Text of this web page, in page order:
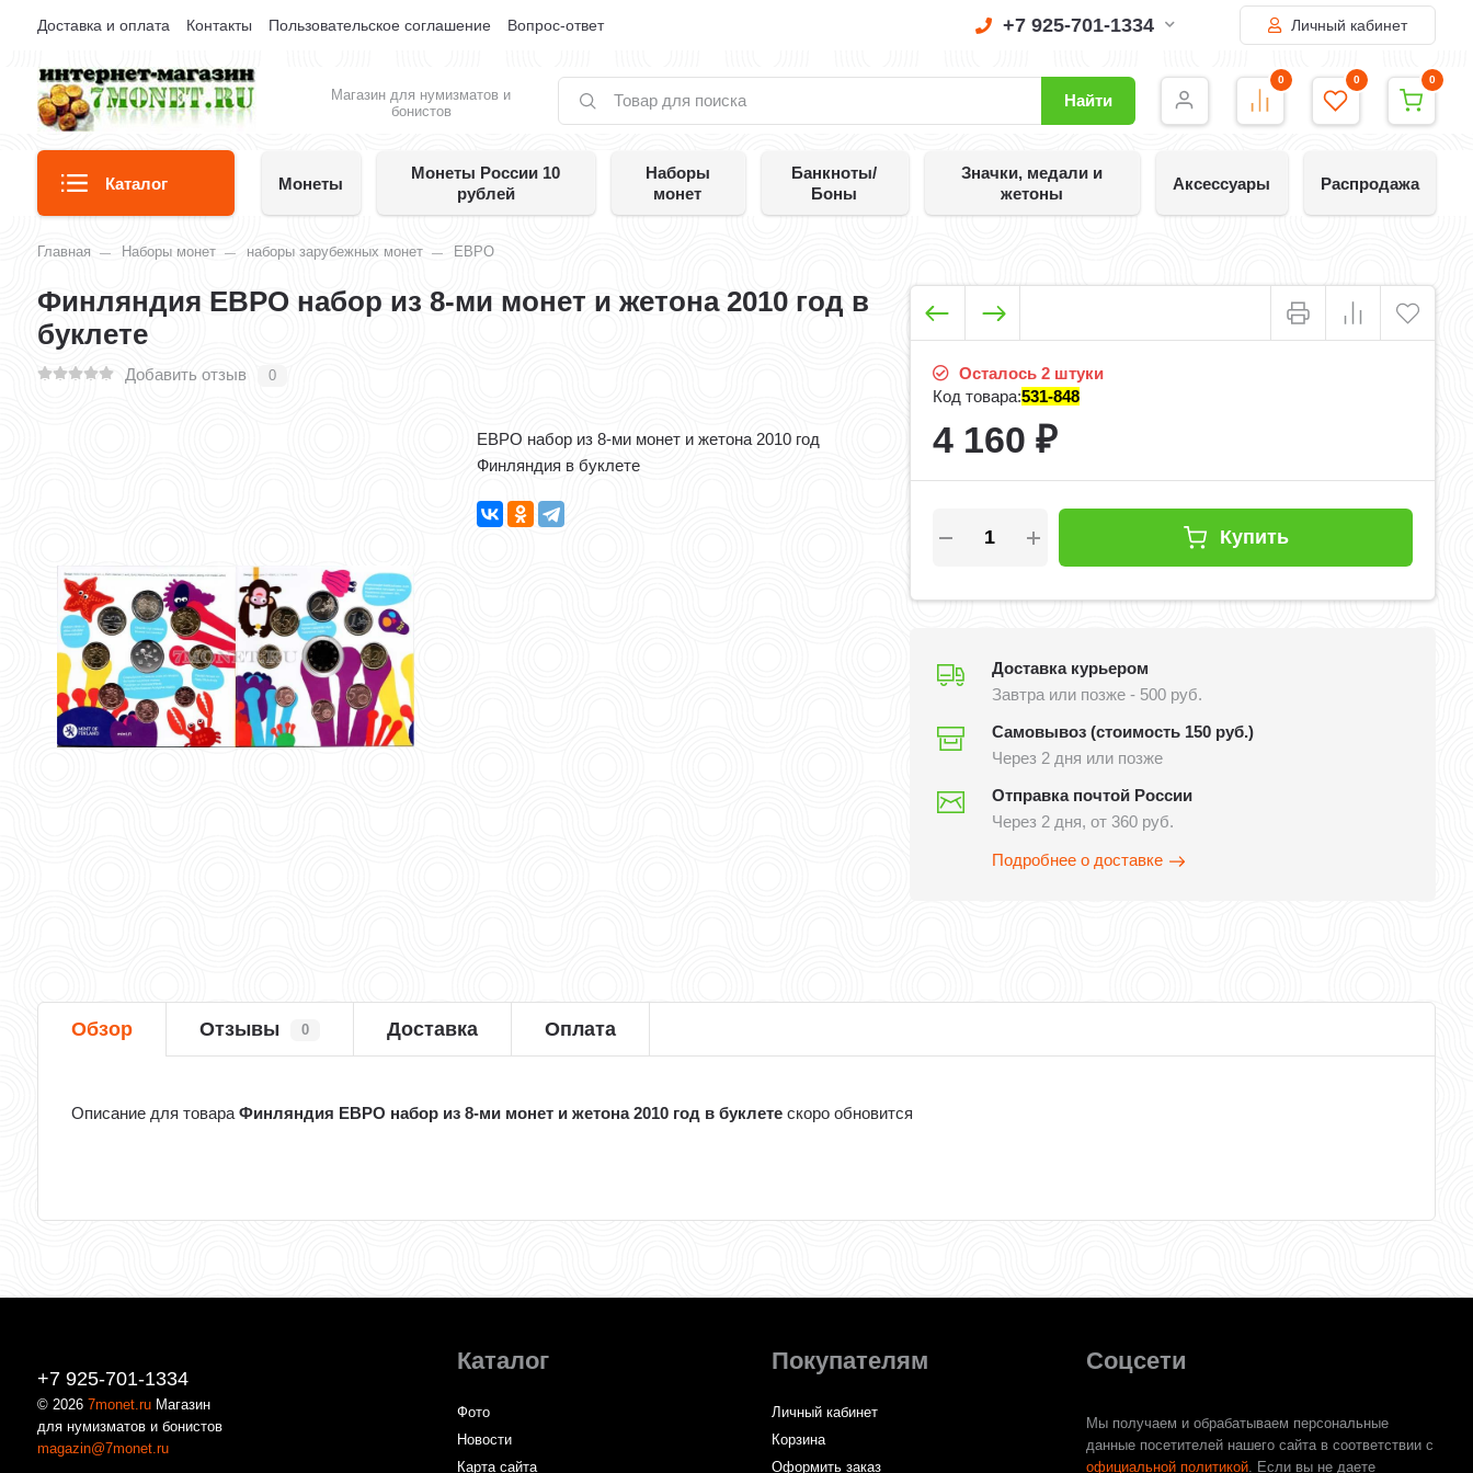
Доставка и оплата Контакты Пользовательское соглашение Вопрос-ответ +7 925-701-1334 Личный кабинет
Магазин для нумизматов и
бонистов
Найти
0 0 0
Каталог Монеты
Монеты России 10
рублей
Наборы
монет
Банкноты/
Боны
Значки, медали и
жетоны
Аксессуары Распродажа
Главная Наборы монет наборы зарубежных монет ЕВРО
Финляндия ЕВРО набор из 8-ми монет и жетона 2010 год в
буклете
Добавить отзыв 0
ЕВРО набор из 8-ми монет и жетона 2010 год
Финляндия в буклете
Осталось 2 штуки
Код товара:531-848
4 160 ₽
Купить
Доставка курьером
Завтра или позже - 500 руб.
Самовывоз (стоимость 150 руб.)
Через 2 дня или позже
Отправка почтой России
Через 2 дня, от 360 руб.
Подробнее о доставке
Обзор Отзывы 0 Доставка Оплата
Описание для товараФинляндия ЕВРО набор из 8-ми монет и жетона 2010 год в буклете скоро обновится
+7 925-701-1334
© 20267monet.ru Магазин
для нумизматов и бонистов
magazin@7monet.ru
Каталог
Фото
Новости
Карта сайта
Покупателям
Личный кабинет
Корзина
Оформить заказ
Соцсети
Мы получаем и обрабатываем персональные
данные посетителей нашего сайта в соответствии с
официальной политикой. Если вы не даете